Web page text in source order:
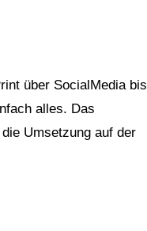
über SocialMedia bis
alles. Das
Umsetzung auf der